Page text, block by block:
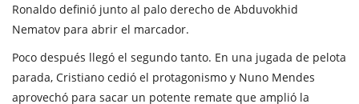
Ronaldo definió junto al palo derecho de Abduvokhid
Nematov para abrir el marcador.
Poco después llegó el segundo tanto. En una jugada de pelota
parada, Cristiano cedió el protagonismo y Nuno Mendes
aprovechó para sacar un potente remate que amplió la